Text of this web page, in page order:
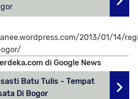
2013/01/14/
di Google News
Batu Tulis - Tempat
Di Bogor